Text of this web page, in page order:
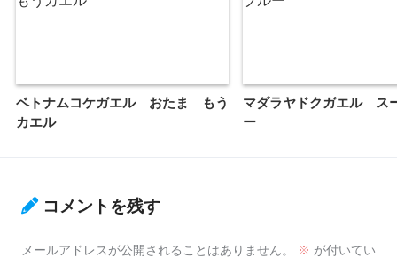
ベトナムコケガエル おたま もう
カエル
マダラヤドクガエル ス
ー
コメントを残す
メールアドレスが公開されることはありません。 ※ が付いてい